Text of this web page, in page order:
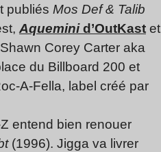
publiés Mos Def & Talib
Aqueminid’OutKast et
Corey Carter aka
du Billboard 200 et
A-Fella, label créé par
entend bien renouer
(1996). Jigga va livrer